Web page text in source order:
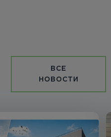
ВСЕ
НОВОСТИ